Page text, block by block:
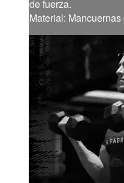
de fuerza.
Material: